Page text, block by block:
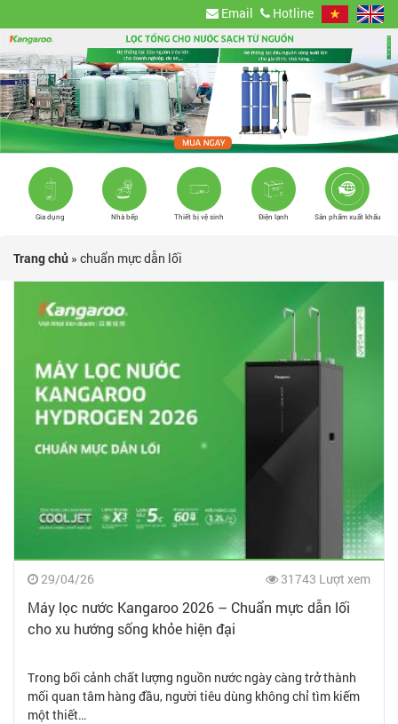
Email Hotline
Gia dụng Nhà bếp Thiết bị vệ sinh Điện lạnh Sản phẩm xuất khẩu
Trang chủ » chuẩn mực dẫn lối
29/04/26 31743 Lượt xem
Máy lọc nước Kangaroo 2026 – Chuẩn mực dẫn lối
cho xu hướng sống khỏe hiện đại
Trong bối cảnh chất lượng nguồn nước ngày càng trở thành
mối quan tâm hàng đầu, người tiêu dùng không chỉ tìm kiếm
một thiết…